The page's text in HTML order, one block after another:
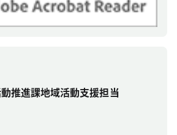
推進課地域活動支援担当